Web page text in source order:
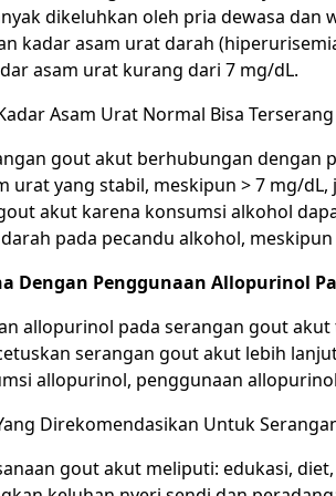
dikeluhkan oleh pria dewasa
kadar asam urat darah
asam urat kurang dari 7 mg/dL.
Asam Urat Normal Bisa Terserang
gout akut berhubungan dengan
urat yang stabil, meskipun > 7 mg/
akut karena konsumsi alkohol
pada pecandu alkohol,
Dengan Penggunaan Allopurinol
allopurinol pada serangan gout
serangan gout akut lebih
allopurinol, penggunaan
Direkomendasikan Untuk
gout akut meliputi: edukasi,